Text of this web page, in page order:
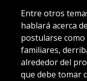
Entre otros
hablará acerca
postularse
familiares,
alrededor del
que debe tomar